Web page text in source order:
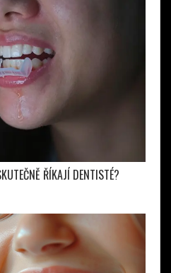
ŘÍKAJÍ DENTISTÉ?